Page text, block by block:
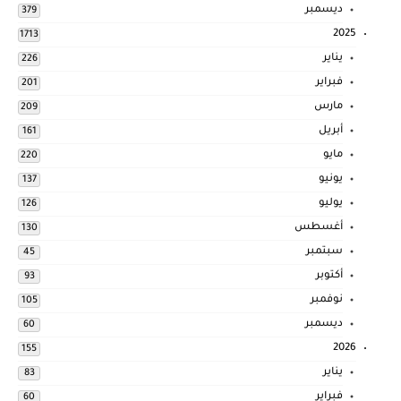
ديسمبر 379
2025
1713
يناير 226
فبراير 201
مارس 209
أبريل 161
مايو 220
يونيو 137
يوليو 126
أغسطس 130
سبتمبر 45
أكتوبر 93
نوفمبر 105
ديسمبر 60
2026
155
يناير 83
فبراير 60